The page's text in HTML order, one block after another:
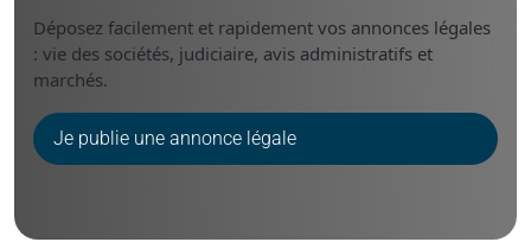
Déposez facilement et rapidement vos annonces légales
: vie des sociétés, judiciaire, avis administratifs et
marchés.
Je publie une annonce légale